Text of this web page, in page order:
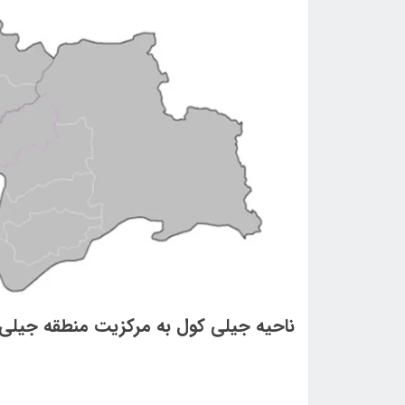
ناحيه جيلی كول به مركزيت منطقه